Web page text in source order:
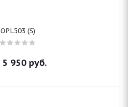
OPL503 (S)
5 950руб.